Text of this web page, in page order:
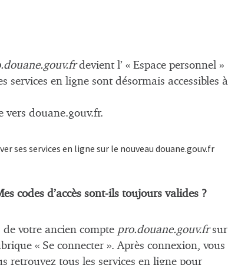
devient l’ « Espace personnel »
services en ligne sont désormais accessibles à
vers douane.gouv.fr.
ses services en ligne sur le nouveau douane.gouv.fr
codes d’accès sont-ils toujours valides ?
de votre ancien compte pro.douane.gouv.frsur
« Se connecter ». Après connexion, vous
retrouvez tous les services en ligne pour